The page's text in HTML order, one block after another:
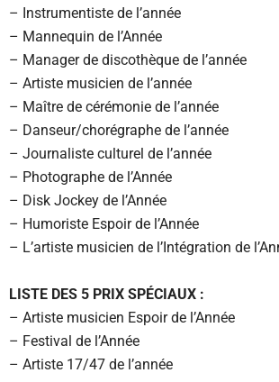
– Instrumentiste de l’année
– Mannequin de l’Année
– Manager de discothèque de l’année
– Artiste musicien de l’année
– Maître de cérémonie de l’année
– Danseur/chorégraphe de l’année
– Journaliste culturel de l’année
– Photographe de l’Année
– Disk Jockey de l’Année
– Humoriste Espoir de l’Année
– L’artiste musicien de l’Intégration de
LISTE DES 5 PRIX SPÉCIAUX :
– Artiste musicien Espoir de l’Année
– Festival de l’Année
– Artiste 17/47 de l’année